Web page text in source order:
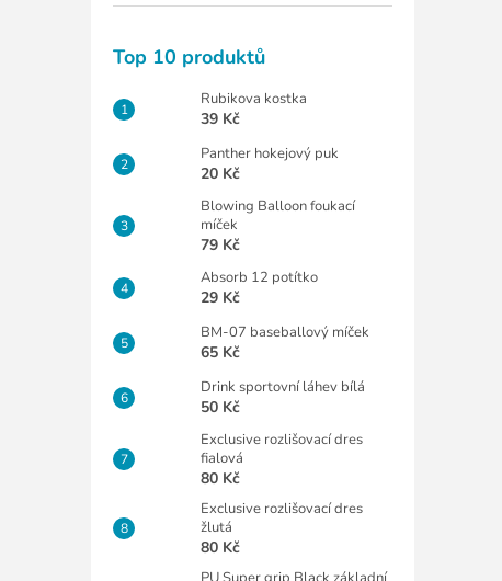
Top 10 produktů
Rubikova kostka
39 Kč
Panther hokejový puk
20 Kč
Blowing Balloon foukací
míček
79 Kč
Absorb 12 potítko
29 Kč
BM-07 baseballový míček
65 Kč
Drink sportovní láhev bílá
50 Kč
Exclusive rozlišovací dres
fialová
80 Kč
Exclusive rozlišovací dres
žlutá
80 Kč